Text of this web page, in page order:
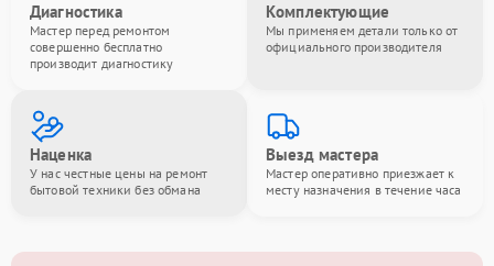
Диагностика
Мастер перед ремонтом
совершенно бесплатно
производит диагностику
Комплектующие
Мы применяем детали только от
официального производителя
Наценка
У нас честные цены на ремонт
бытовой техники без обмана
Выезд мастера
Мастер оперативно приезжает к
месту назначения в течение часа